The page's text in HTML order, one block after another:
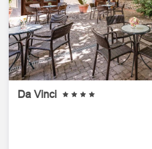
Da Vinci